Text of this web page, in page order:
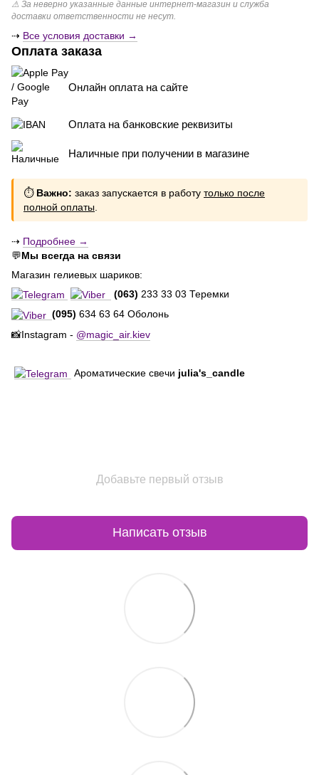
⚠ За неверно указанные данные интернет-магазин и служба
доставки ответственности не несут.
⇢ Все условия доставки →
Оплата заказа
Онлайн оплата на сайте
Оплата на банковские реквизиты
Наличные при получении в магазине
⏱ Важно: заказ запускается в работу только после
полной оплаты
⇢ Подробнее →
💬Мы всегда на связи
Магазин гелиевых шариков:
(063) 233 33 03 Теремки
(095) 634 63 64 Оболонь
📸Instagram - @magic_air.kiev
Ароматические свечи julia's_candle
Добавьте первый отзыв
Написать отзыв